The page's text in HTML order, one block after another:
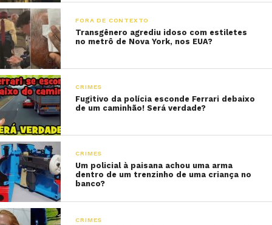
FORA DE CONTEXTO
Transgênero agrediu idoso com estiletes
no metrô de Nova York, nos EUA?
CRIMES
Fugitivo da polícia esconde Ferrari debaixo
de um caminhão! Será verdade?
CRIMES
Um policial à paisana achou uma arma
dentro de um trenzinho de uma criança no
banco?
CRIMES